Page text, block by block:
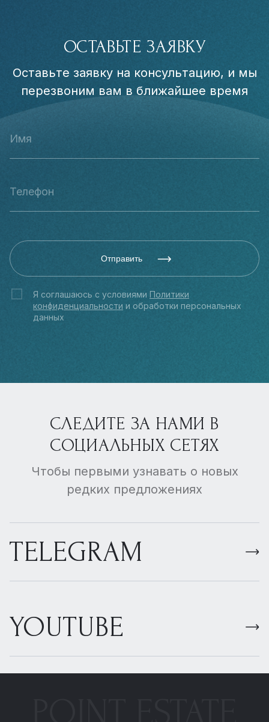
ОСТАВЬТЕ ЗАЯВКУ
Оставьте заявку на консультацию, и мы
перезвоним вам в ближайшее время
Отправить
Я соглашаюсь с условиями Политики
конфиденциальности и обработки персональных
данных
СЛЕДИТЕ ЗА НАМИ В
СОЦИАЛЬНЫХ СЕТЯХ
Чтобы первыми узнавать о новых
редких предложениях
TELEGRAM
YOUTUBE